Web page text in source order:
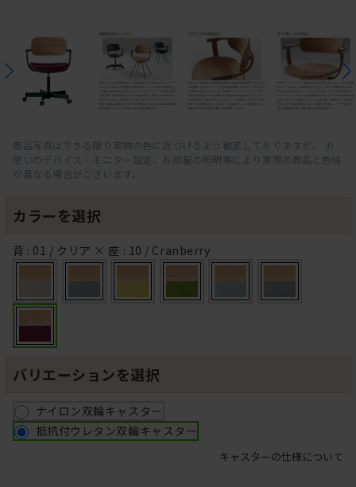
商品写真はできる限り実物の色に近づけるよう徹底しておりますが、 お
使いのデバイス・モニター設定、お部屋の照明等により実際の商品と色味
が異なる場合がございます。
カラーを選択
背 : 01 / クリア × 座 : 10 / Cranberry
バリエーションを選択
ナイロン双輪キャスター
抵抗付ウレタン双輪キャスター
キャスターの仕様について